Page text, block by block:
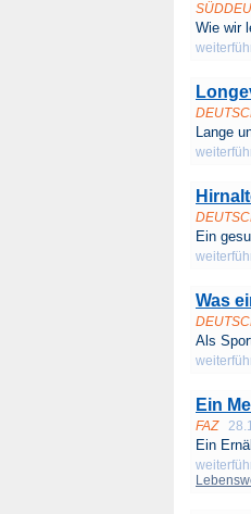
Wie wir
Lange
Ein
Was
Als
Ein
FAZ
Ein